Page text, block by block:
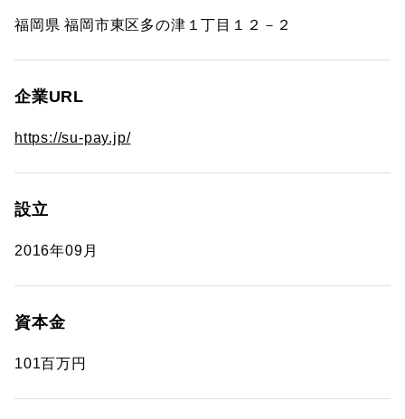
福岡県 福岡市東区多の津１丁目１２－２
企業URL
https://su-pay.jp/
設立
2016年09月
資本金
101百万円